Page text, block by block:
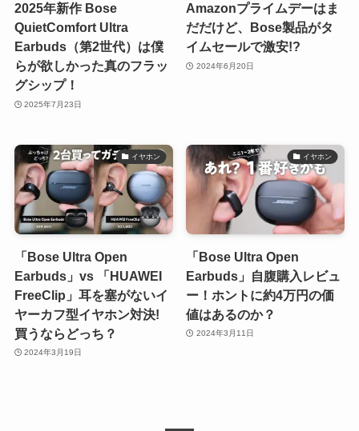
2025年新作 Bose
QuietComfort Ultra
Earbuds（第2世代）は僕
らが欲しかった真のフラッ
グシップ！
2025年7月23日
Amazonプライムデーはま
だだけど、Bose製品がタ
イムセールで激安!?
2024年6月20日
イヤホン
「Bose Ultra Open
Earbuds」vs 「HUAWEI
FreeClip」耳を塞がないイ
ヤーカフ型イヤホン対決!
買うならどっち？
2024年3月19日
イヤホン
「Bose Ultra Open
Earbuds」自腹購入レビュ
ー！ホントに約4万円の価
値はあるのか？
2024年3月11日